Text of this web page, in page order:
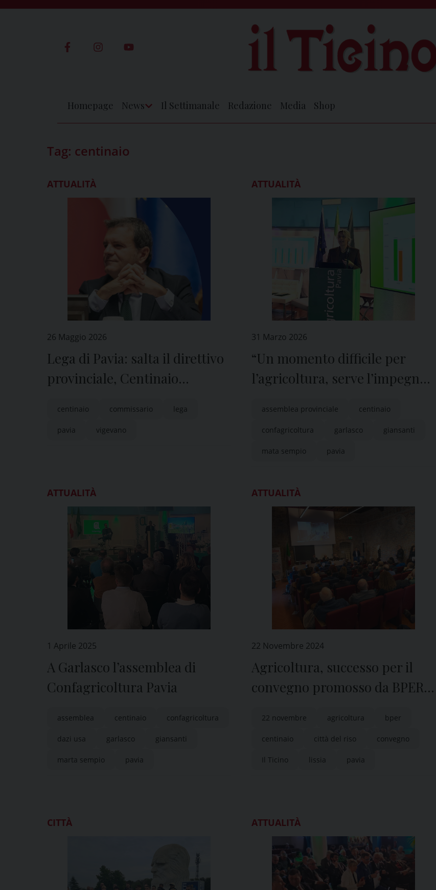
Homepage News Il Settimanale Redazione Media Shop
Tag: centinaio
ATTUALITÀ
26 Maggio 2026
Lega di Pavia: salta il direttivo
provinciale, Centinaio
centinaio commissario lega
pavia vigevano
ATTUALITÀ
31 Marzo 2026
“Un momento difficile per
l’agricoltura, serve l’impegno
assemblea provinciale centinaio
confagricoltura garlasco giansanti
mata sempio pavia
ATTUALITÀ
1 Aprile 2025
A Garlasco l’assemblea di
Confagricoltura Pavia
assemblea centinaio confagricoltura
dazi usa garlasco giansanti
marta sempio pavia
ATTUALITÀ
22 Novembre 2024
Agricoltura, successo per il
convegno promosso da BPER e
22 novembre agricoltura bper
centinaio città del riso convegno
Il Ticino lissia pavia
CITTÀ ATTUALITÀ